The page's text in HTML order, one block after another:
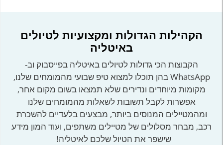
הקהילות הגדולות ומקצועיות לטיולים
באיטליה
הקבוצות הכי גדולות לטיולים באיטליה בפייסבוק וב-
WhatsApp בהן תוכלו למצוא טיפ שבועי מהמומחים שלנו,
מקומות מיוחדים ונדירים שלא תמצאו בשום מקום אחר,
אפשרות לקבל תשובות לשאלות מהמומחים שלנו
ומהמטיילים המנוסים ביותר, מבצעים בלעדיים להשכרת
רכב, מבחר מסלולים של מטיילים משתפים, ועוד המון מידע
שישפר את הטיול שלכם לאיטליה!